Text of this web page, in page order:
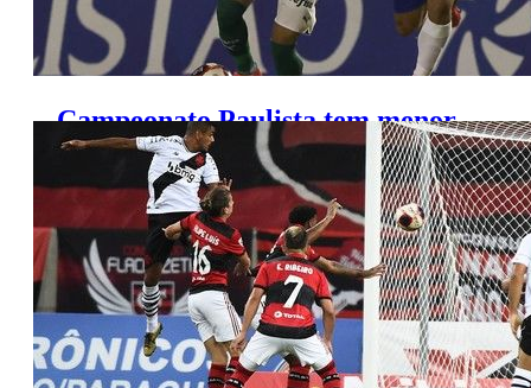
Campeonato Paulista tem menor
exposição da história na TV